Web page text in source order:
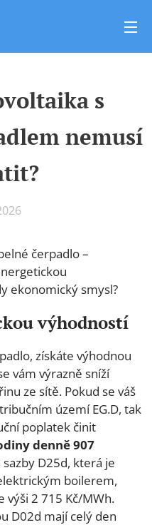
s
nemusí
čerpadlo –
ekonomický smysl?
výhodností
získáte výhodnou
vám výrazně sníží
ze sítě. Pokud se váš
území EG.D, tak
poplatek činit
denně 907
D25d, která je
boilerem,
výši 2 715 Kč/MWh.
D02d mají celý den